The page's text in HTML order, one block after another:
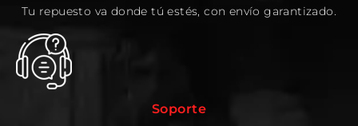
Tu repuesto va donde tú estés, con envío garantizado.
Soporte